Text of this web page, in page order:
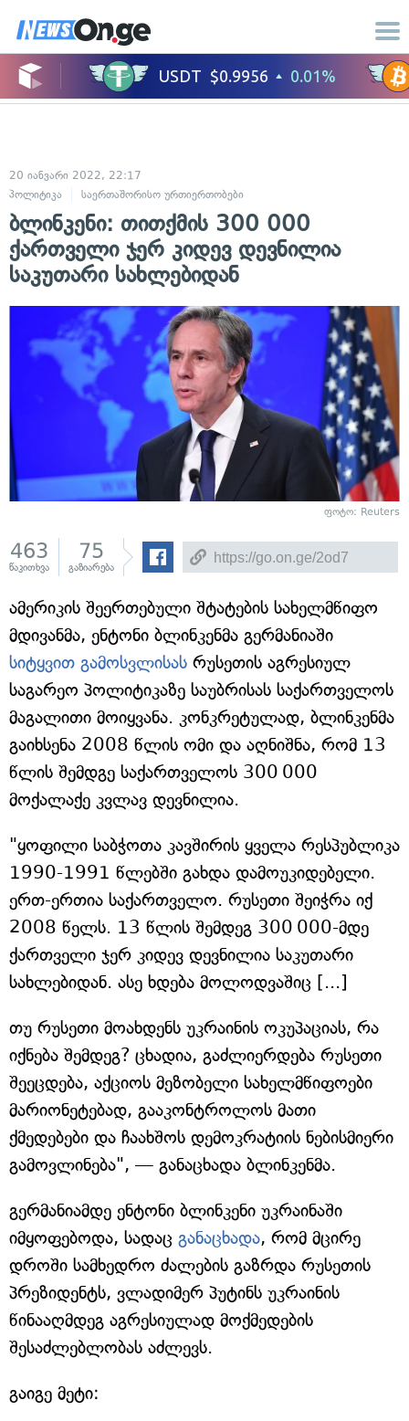
20 იანვარი 2022, 22:17
პოლიტიკა
საერთაშორისო ურთიერთობები
ბლინკენი: თითქმის 300 000
ქართველი ჯერ კიდევ დევნილია
საკუთარი სახლებიდან
ფოტო: Reuters
463
წაკითხვა
75
გაზიარება
ამერიკის შეერთებული შტატების სახელმწიფო
მდივანმა, ენტონი ბლინკენმა გერმანიაში
სიტყვით გამოსვლისას რუსეთის აგრესიულ
საგარეო პოლიტიკაზე საუბრისას საქართველოს
მაგალითი მოიყვანა. კონკრეტულად, ბლინკენმა
გაიხსენა 2008 წლის ომი და აღნიშნა, რომ 13
წლის შემდგე საქართველოს 300 000
მოქალაქე კვლავ დევნილია.
"ყოფილი საბჭოთა კავშირის ყველა რესპუბლიკა
1990-1991 წლებში გახდა დამოუკიდებელი.
ერთ-ერთია საქართველო. რუსეთი შეიჭრა იქ
2008 წელს. 13 წლის შემდეგ 300 000-მდე
ქართველი ჯერ კიდევ დევნილია საკუთარი
სახლებიდან. ასე ხდება მოლოდვაშიც [...]
თუ რუსეთი მოახდენს უკრაინის ოკუპაციას, რა
იქნება შემდეგ? ცხადია, გაძლიერდება რუსეთი
შეეცდება, აქციოს მეზობელი სახელმწიფოები
მარიონეტებად, გააკონტროლოს მათი
ქმედებები და ჩაახშოს დემოკრატიის ნებისმიერი
გამოვლინება", — განაცხადა ბლინკენმა.
გერმანიამდე ენტონი ბლინკენი უკრაინაში
იმყოფებოდა, სადაც განაცხადა, რომ მცირე
დროში სამხედრო ძალების გაზრდა რუსეთის
პრეზიდენტს, ვლადიმერ პუტინს უკრაინის
წინააღმდეგ აგრესიულად მოქმედების
შესაძლებლობას აძლევს.
გაიგე მეტი: